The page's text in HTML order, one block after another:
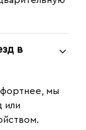
в
мы
или